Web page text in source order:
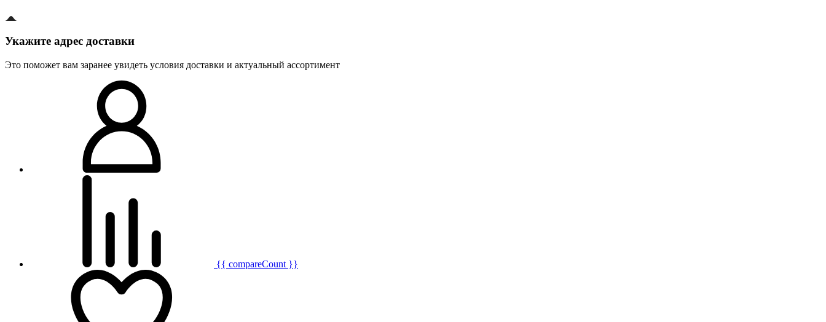
Укажите адрес доставки
Это поможет вам заранее увидеть условия доставки и актуальный ассортимент
{{ compareCount }}